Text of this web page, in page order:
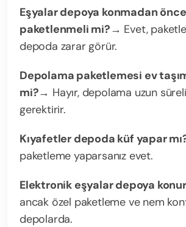
Eşyalar depoya konmadan önce
paketlenmeli mi?→ Evet,
depoda zarar görür.
Depolama paketlemesi ev
mi?→ Hayır, depolama uzun
gerektirir.
Kıyafetler depoda küf yapar
paketleme yaparsanız evet.
Elektronik eşyalar depoya
ancak özel paketleme ve nem
depolarda.